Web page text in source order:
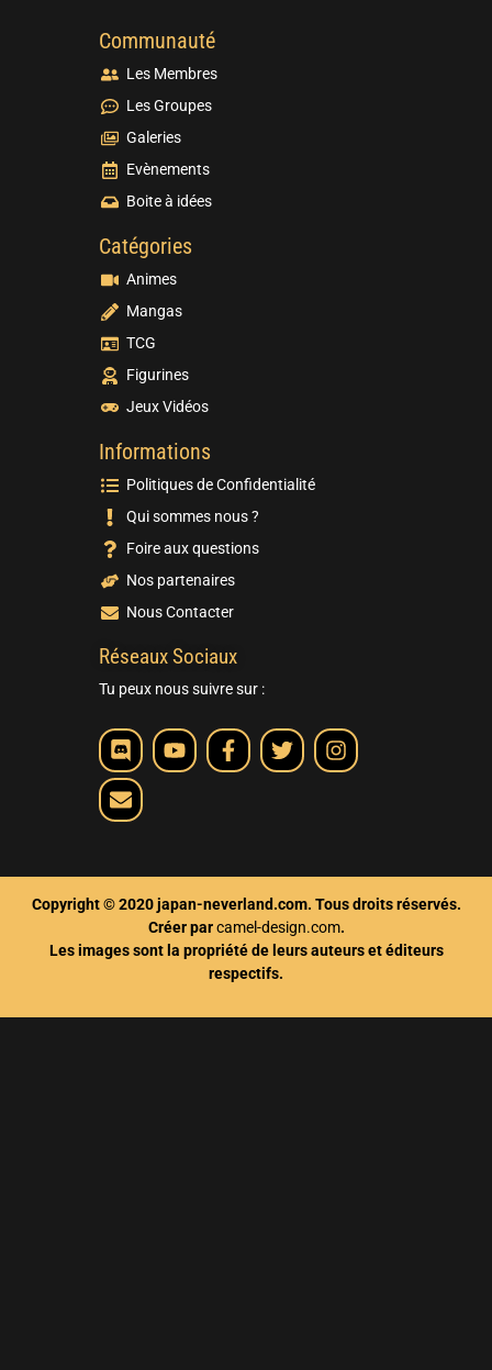
Communauté
Les Membres
Les Groupes
Galeries
Evènements
Boite à idées
Catégories
Animes
Mangas
TCG
Figurines
Jeux Vidéos
Informations
Politiques de Confidentialité
Qui sommes nous ?
Foire aux questions
Nos partenaires
Nous Contacter
Réseaux Sociaux
Tu peux nous suivre sur :
Copyright © 2020 japan-neverland.com. Tous droits réservés.
Créer parcamel-design.com.
Les images sont la propriété de leurs auteurs et éditeurs
respectifs.